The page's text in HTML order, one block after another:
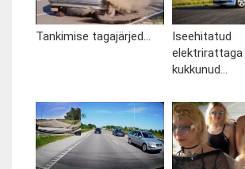
Tankimise tagajärjed...
Iseehitatud
elektrirattaga
kukkunud...